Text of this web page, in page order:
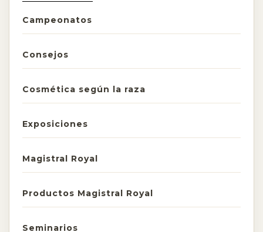
Campeonatos
Consejos
Cosmética según la raza
Exposiciones
Magistral Royal
Productos Magistral Royal
Seminarios